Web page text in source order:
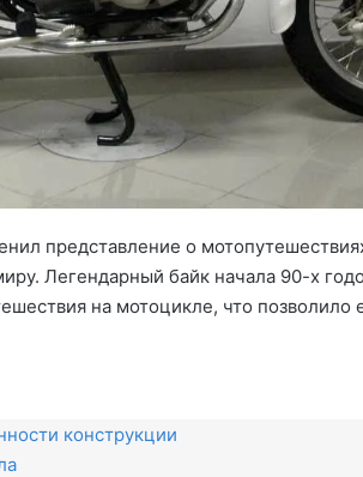
представление о
Легендарный байк начала 90-х
на мотоцикле, что позволило
конструкции